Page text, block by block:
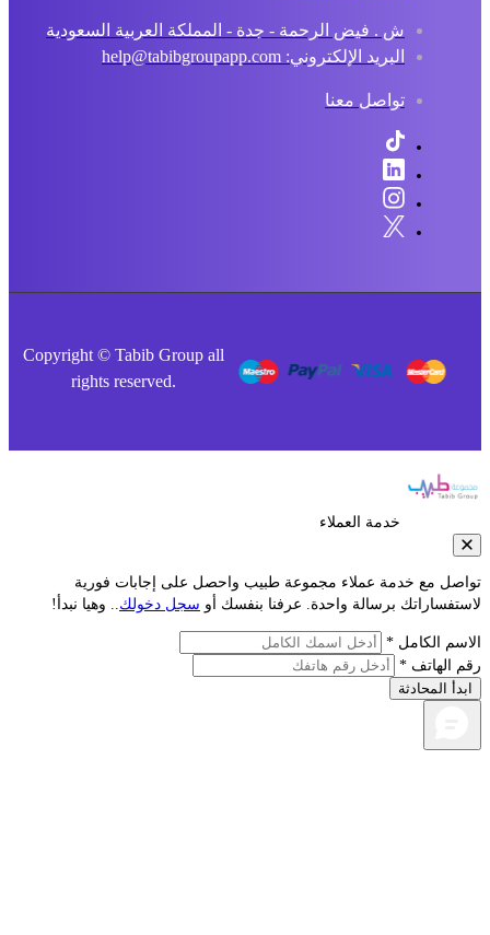
ش . فيض الرحمة - جدة - المملكة العربية السعودية
البريد الإلكتروني: help@tabibgroupapp.com
تواصل معنا
Copyright © Tabib Group all
rights reserved.
خدمة العملاء
مع خدمة عملاء مجموعة طبيب واحصل على إجابات فورية
برسالة واحدة. عرفنا بنفسك أوسجل دخولك.. وهيا نبدأ!
الكامل *
الهاتف *
المحادثة